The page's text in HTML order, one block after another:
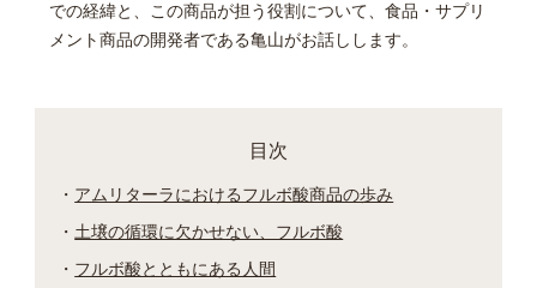
での経緯と、この商品が担う役割について、食品・サプリ
メント商品の開発者である亀山がお話しします。
目次
アムリターラにおけるフルボ酸商品の歩み
土壌の循環に欠かせない、フルボ酸
フルボ酸とともにある人間